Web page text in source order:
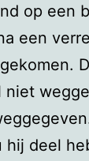
op een
een
hij deel